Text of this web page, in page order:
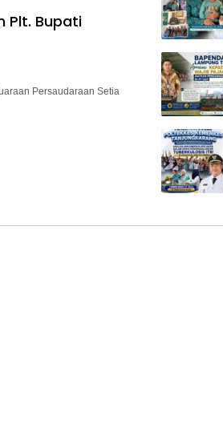
Plt. Bupati
Persaudaraan Setia